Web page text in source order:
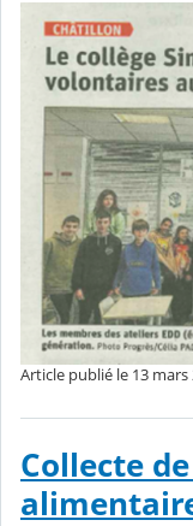
Article publié le 13 mars
Collecte